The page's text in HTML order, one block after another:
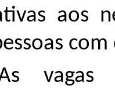
aos
com
vagas